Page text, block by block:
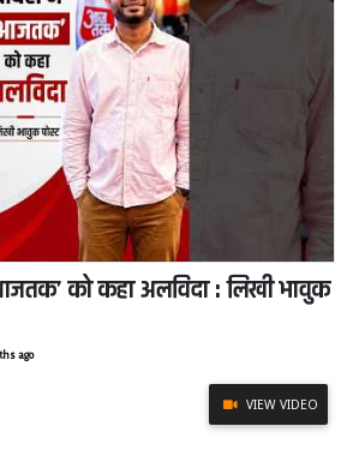
को कहा अलविदा : लिखी भावुक
ago
VIEW VIDEO